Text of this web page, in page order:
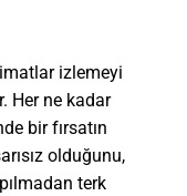
izlemeyi
Her ne kadar
bir fırsatın
olduğunu,
terk